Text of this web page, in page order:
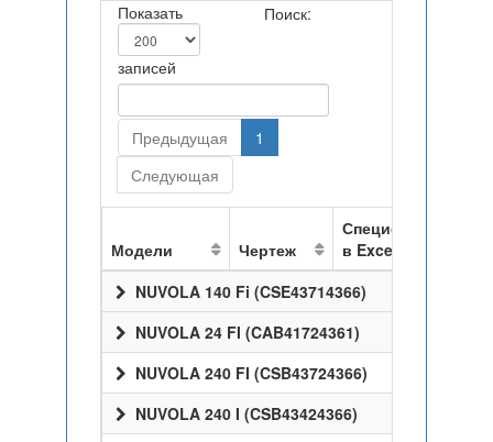
Показать
записей
Поиск:
Предыдущая
1
Следующая
Модели Чертеж
Спецификация
в Excel
NUVOLA 140 Fi (CSE43714366)
NUVOLA 24 FI (CAB41724361)
NUVOLA 240 FI (CSB43724366)
NUVOLA 240 I (CSB43424366)